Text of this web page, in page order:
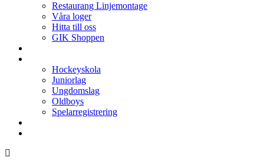
Restaurang Linjemontage
Våra loger
Hitta till oss
GIK Shoppen
Hockeyskola
Juniorlag
Ungdomslag
Oldboys
Spelarregistrering